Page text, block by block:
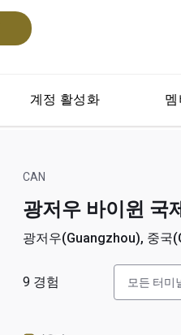
계정 활성화 멤
CAN
광저우 바이윈 국
광저우(Guangzhou), 중국
9 경험 모든 터미